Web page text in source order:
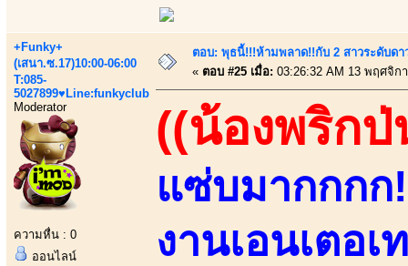
+Funky+
(เสนา.ซ.17)10:00-06:00
T:085-
5027899♥Line:funkyclub
Moderator
ความหื่น : 0
ออนไลน์
ตอบ: พุธนี้!!!ห้ามพลาด!!กับ 2 สาวระดับดา
« ตอบ #25 เมื่อ: 03:26:32 AM 13 พฤศจิก
((น้องพริกป่
แซ่บมากกกก
งานเอนเตอ